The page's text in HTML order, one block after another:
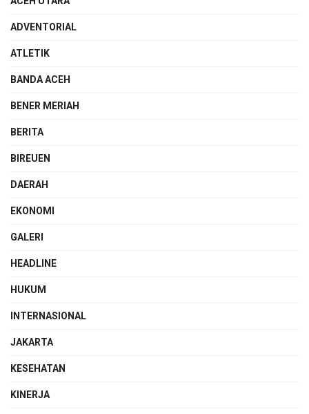
ADVENTORIAL
ATLETIK
BANDA ACEH
BENER MERIAH
BERITA
BIREUEN
DAERAH
EKONOMI
GALERI
HEADLINE
HUKUM
INTERNASIONAL
JAKARTA
KESEHATAN
KINERJA